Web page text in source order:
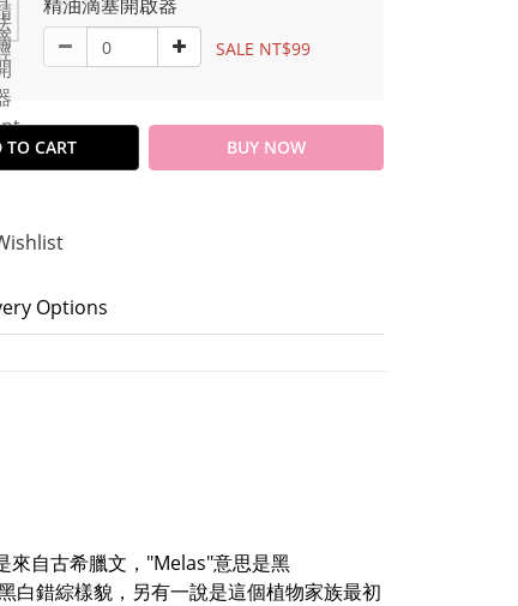
SALE NT$99
TO CART BUY NOW
Options
自古希臘文，"Melas"意思是黑
白錯綜樣貌，另有一說是這個植物家族最初